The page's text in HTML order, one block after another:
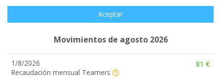
Aceptar
Movimientos de agosto 2026
1/8/2026
Recaudación mensual Teamers
81 €